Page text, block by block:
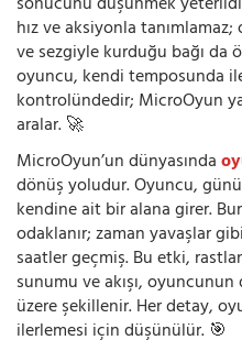
hız ve aksiyonla
ve sezgiyle kurduğu bağı da
oyuncu, kendi temposunda
kontrolündedir; MicroOyun
aralar. 🚀
MicroOyun’un dünyasında
dönüş yoludur. Oyuncu,
kendine ait bir alana girer.
odaklanır; zaman yavaşlar
saatler geçmiş. Bu etki,
sunumu ve akışı,
üzere şekillenir. Her detay,
ilerlemesi için düşünülür. 🎯